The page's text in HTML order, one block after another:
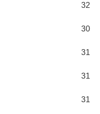
32
30
31
31
31